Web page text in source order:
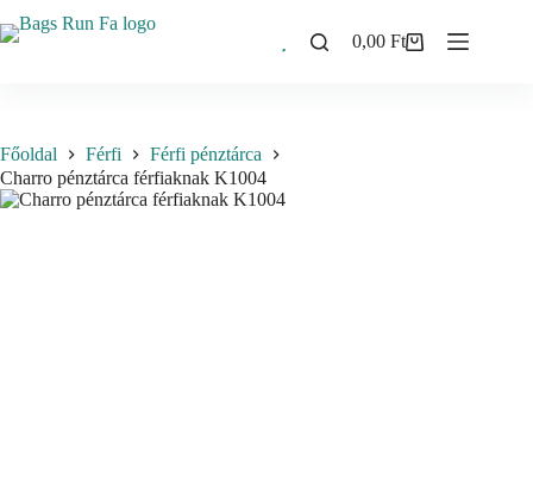
to
Shopping
0,00Ft
Főoldal Férfi
Férfi pénztárca
Charro pénztárca férfiaknak K1004